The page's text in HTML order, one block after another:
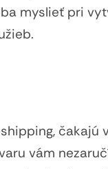
myslieť pri
čakajú
vám